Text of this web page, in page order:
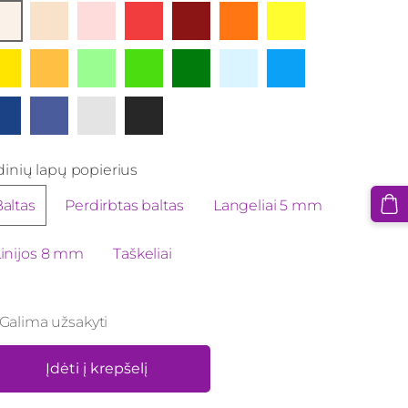
lapų popierius
Perdirbtas baltas Langeliai 5 mm
8 mm Taškeliai
užsakyti
Įdėti į krepšelį